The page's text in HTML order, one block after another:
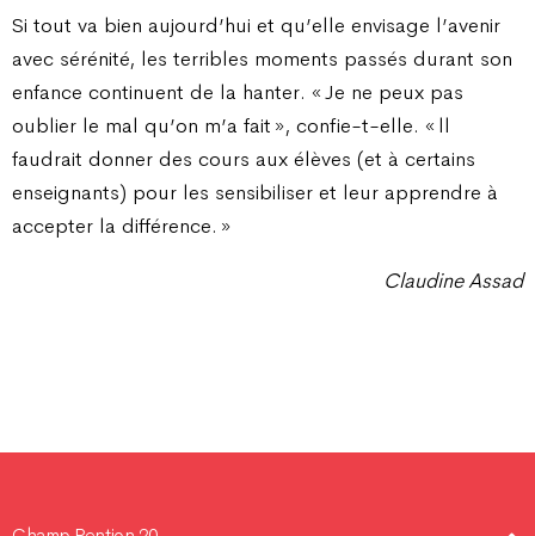
Si tout va bien aujourd’hui et qu’elle envisage l’avenir
avec sérénité, les terribles moments passés durant son
enfance continuent de la hanter. « Je ne peux pas
oublier le mal qu’on m’a fait », confie-t-elle. « ll
faudrait donner des cours aux élèves (et à certains
enseignants) pour les sensibiliser et leur apprendre à
accepter la différence. »
Claudine Assad